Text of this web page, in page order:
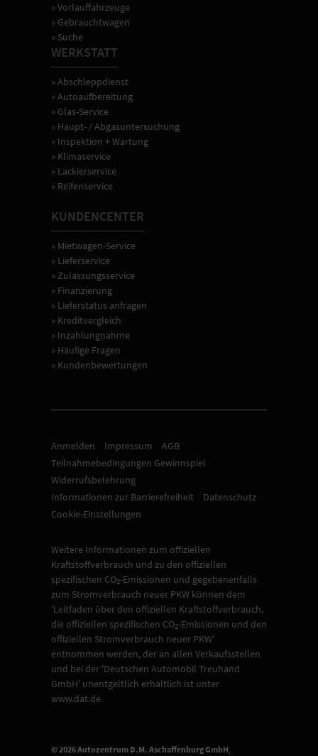
» Vorlauffahrzeuge
» Gebrauchtwagen
» Suche
WERKSTATT
» Abschleppdienst
» Autoaufbereitung
» Glas-Service
» Haupt- / Abgasuntersuchung
» Inspektion + Wartung
» Klimaservice
» Lackierservice
» Reifenservice
KUNDENCENTER
» Mietwagen-Service
» Lieferservice
» Zulassungsservice
» Finanzierung
» Lieferstatus anfragen
» Kreditvergleich
» Inzahlungnahme
» Häufige Fragen
» Kundenbewertungen
Anmelden Impressum
AGB
Teilnahmebedingungen Gewinnspiel
Widerrufsbelehrung
Informationen zur Barrierefreiheit
Datenschutz
Cookie-Einstellungen
Weitere Informationen zum offiziellen
Kraftstoffverbrauch und zu den offiziellen
spezifischen CO2-Emissionen und gegebenenfalls
zum Stromverbrauch neuer PKW können dem
'Leitfaden über den offiziellen Kraftstoffverbrauch,
die offiziellen spezifischen CO2-Emissionen und den
offiziellen Stromverbrauch neuer PKW'
entnommen werden, der an allen Verkaufsstellen
und bei der 'Deutschen Automobil Treuhand
GmbH' unentgeltlich erhältlich ist unter
www.dat.de.
© 2026Autozentrum D.M. Aschaffenburg GmbH